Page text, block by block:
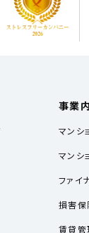
事業
マンシ
マンシ
ファイ
損害保
賃貸管